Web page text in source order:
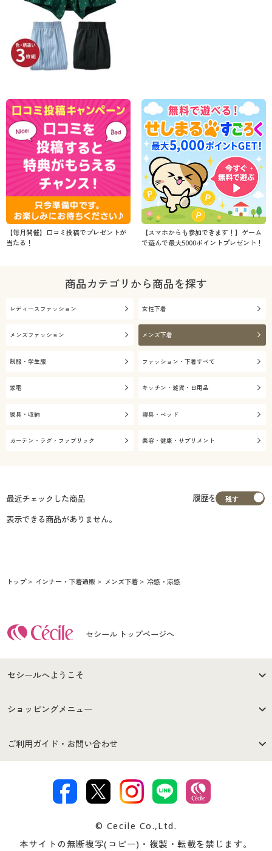
【毎月開催】口コミ投稿でプレゼントが
当たる！
【スマホからも参加できます！】ゲーム
で遊んで最大5000ポイントプレゼント！
商品カテゴリから商品を探す
レディースファッション 女性下着
メンズファッション メンズ下着
制服・学生服 ファッション・下着すべて
家電 キッチン・雑貨・日用品
家具・収納 寝具・ベッド
カーテン・ラグ・ファブリック 美容・健康・サプリメント
最近チェックした商品
履歴を
表示できる商品がありません。
トップ インナー・下着通販 メンズ下着 冷感・涼感
セシール トップページへ
セシールへようこそ
はじめての方へ
セシールご利用規約
著作権・商標について 会社案内
ショッピングメニュー
商品カテゴリ
プレゼント＆キャンペーン サイトマップ
ご利用ガイド・お問い合わせ
交換・返品は お支払は
ついて
忘れの場合
© Cecile Co.,Ltd.
本サイトの無断複写(コピー)・複製・転載を禁じます。